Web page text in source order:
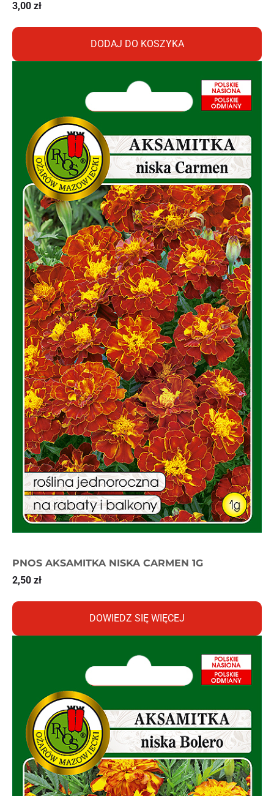
3,00 zł
DODAJ DO KOSZYKA
PNOS AKSAMITKA NISKA CARMEN 1G
2,50 zł
DOWIEDZ SIĘ WIĘCEJ